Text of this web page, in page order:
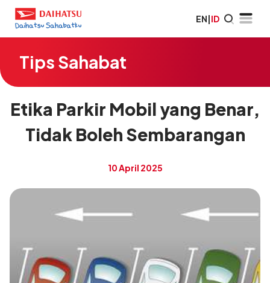
EN|ID
Tips Sahabat
Etika Parkir Mobil yang Benar,
Tidak Boleh Sembarangan
10 April 2025